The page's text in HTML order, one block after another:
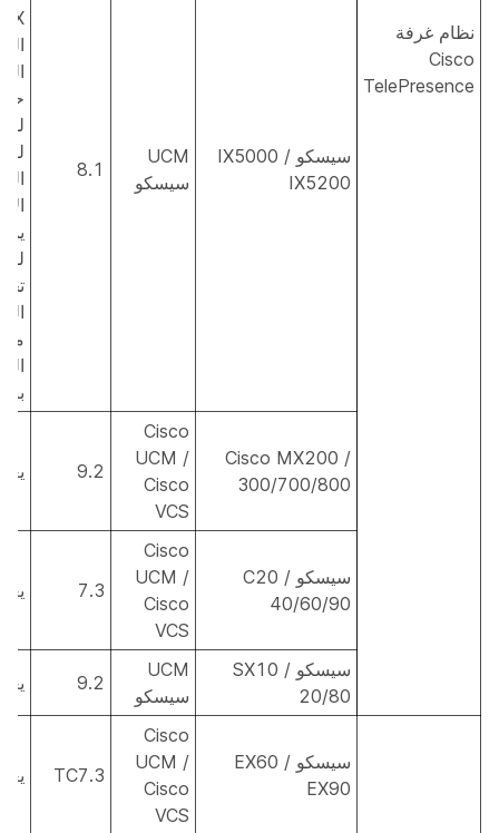
نظام غرفة
Cisco
TelePresence
سيسكو IX5000 /
IX5200
UCM
سيسكو
8.1
مع
Cisco MX200 /
300/700/800
Cisco
UCM /
Cisco
VCS
9.2
سيسكو C20 /
40/60/90
Cisco
UCM /
Cisco
VCS
7.3
سيسكو SX10 /
20/80
UCM
سيسكو
9.2
سيسكو EX60 /
EX90
Cisco
UCM /
Cisco
VCS
TC7.3